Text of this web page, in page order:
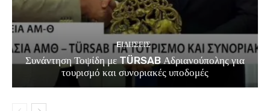
EΙΔΗΣΕΙΣ
Συνάντηση Τοψίδη με TÜRSAB Αδριανούπολης για
τουρισμό και συνοριακές υποδομές